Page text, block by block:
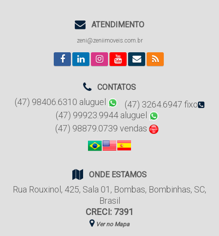
ATENDIMENTO
zeni@zeniimoveis.com.br
CONTATOS
(47) 98406.6310 aluguel
(47) 3264.6947 fixo
(47) 99923.9944 aluguel
(47) 98879.0739 vendas
ONDE ESTAMOS
Rua Rouxinol , 425, Sala 01 , Bombas, Bombinhas, SC,
Brasil
CRECI: 7391
Ver no Mapa